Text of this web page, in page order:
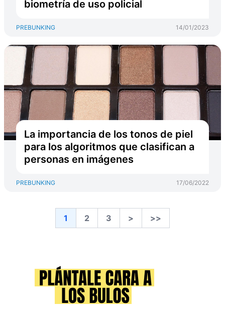
biometría de uso policial
PREBUNKING 14/01/2023
La importancia de los tonos de piel
para los algoritmos que clasifican a
personas en imágenes
PREBUNKING 17/06/2022
1 2 3 > >>